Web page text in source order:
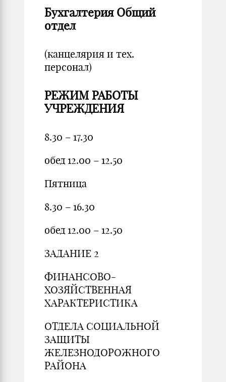
Бухгалтерия Общий
отдел
(канцелярия и тех.
персонал)
РЕЖИМ РАБОТЫ
УЧРЕЖДЕНИЯ
8.30 – 17.30
обед 12.00 – 12.50
Пятница
8.30 – 16.30
обед 12.00 – 12.50
ЗАДАНИЕ 2
ФИНАНСОВО-
ХОЗЯЙСТВЕННАЯ
ХАРАКТЕРИСТИКА
ОТДЕЛА СОЦИАЛЬНОЙ
ЗАЩИТЫ
ЖЕЛЕЗНОДОРОЖНОГО
РАЙОНА